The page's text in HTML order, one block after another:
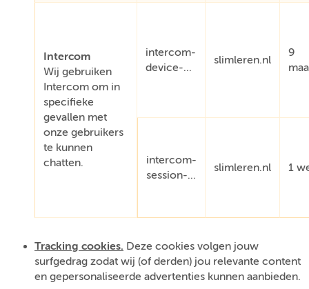
Intercom
Wij gebruiken
Intercom om in
specifieke
gevallen met
onze gebruikers
te kunnen
chatten.
intercom-
device-...
slimleren.nl
9
intercom-
session-...
slimleren.nl 1
Tracking cookies. Deze cookies volgen jouw
surfgedrag zodat wij (of derden) jou relevante content
en gepersonaliseerde advertenties kunnen aanbieden.